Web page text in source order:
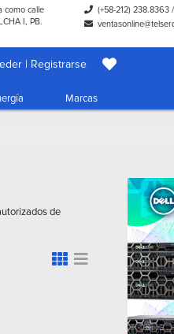
como calle
I, PB.
(+58-212) 238.8363
| Registrarse
Marcas
de